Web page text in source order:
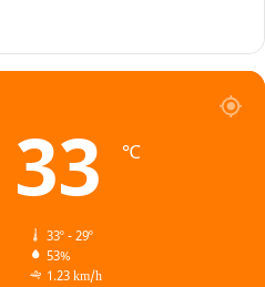
33 ℃
33º - 29º
53%
1.23 km/h